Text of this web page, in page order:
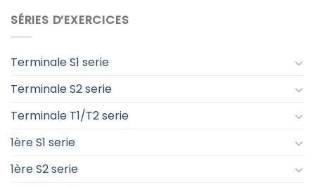
SÉRIES D’EXERCICES
Terminale S1 serie
Terminale S2 serie
Terminale T1/T2 serie
1ère S1 serie
1ère S2 serie